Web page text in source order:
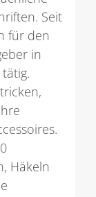
Seit
für den
in
Häkeln